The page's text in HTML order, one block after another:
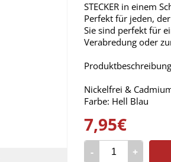
STECKER in einem
Perfekt für jeden,
Sie sind perfekt für
Verabredung oder
Nickelfrei &
Farbe: Hell Blau
7,95€
- +